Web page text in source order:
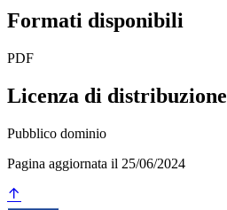
Formati disponibili
PDF
Licenza di distribuzione
Pubblico dominio
Pagina aggiornata il 25/06/2024